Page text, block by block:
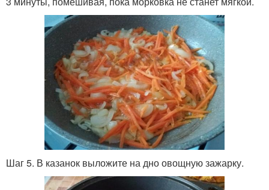
Шаг 5. В казанок выложите на дно овощную зажарку.